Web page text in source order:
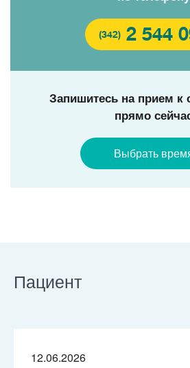
(342) 2 544
Запишитесь на прием к
прямо
Выбрать
Пациент
12.06.2026